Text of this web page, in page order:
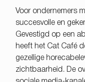
Voor ondernemers
succesvolle en
Gevestigd op een
heeft het Cat Café
gezellige
zichtbaarheid. De